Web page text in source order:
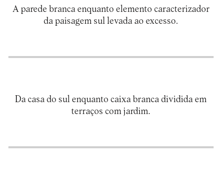
A parede branca enquanto elemento caracterizador
Da casa do sul enquanto caixa branca dividida em